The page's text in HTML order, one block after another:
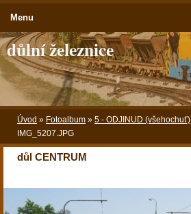
důlní železnice
Úvod » Fotoalbum » 5 - ODJINUD (všehochuť)
IMG_5207.JPG
důl CENTRUM
Menu